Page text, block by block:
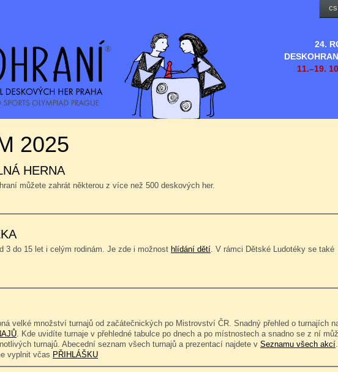
24.
11.–19.
cs
2025
HERNA
můžete zahrát některou z více než 500 deskových her.
3 do 15 let i celým rodinám. Je zde i možnost hlídání dětí. V rámci Dětské Ludotéky se také
velké množství turnajů od začátečnických po Mistrovství ČR. Snadný přehled o turnajích
. Kde uvidíte turnaje v přehledné tabulce po dnech a po místnostech a snadno se z ní
turnajů. Abecední seznam všech turnajů a prezentací najdete v Seznamu všech akcí
vyplnit včas PŘIHLÁŠKU